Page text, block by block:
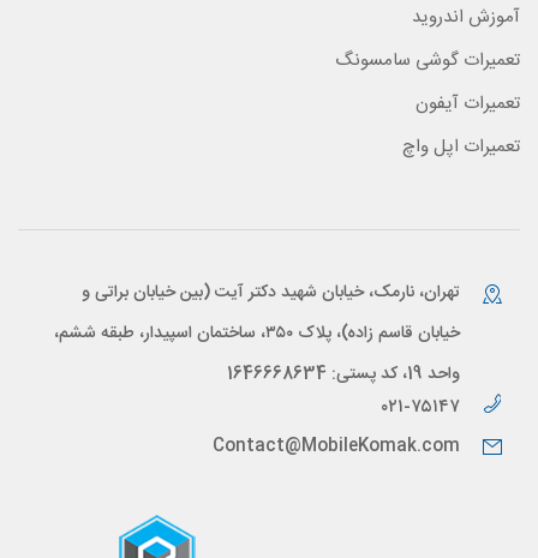
آموزش اندروید
تعمیرات گوشی سامسونگ
تعمیرات آیفون
تعمیرات اپل واچ
تهران، نارمک، خیابان شهید دکتر آیت (بین خیابان براتی و
خیابان قاسم زاده)، پلاک ۳۵۰، ساختمان اسپیدار، طبقه ششم،
واحد 19، کد پستی: 1646668634
۰۲۱-۷۵۱۴۷
Contact@MobileKomak.com